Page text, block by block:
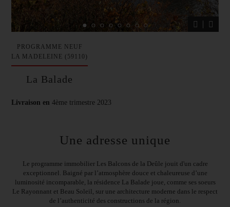
PROGRAMME NEUF
LA MADELEINE (59110)
La Balade
Livraison en 4ème trimestre 2023
Une adresse unique
Le programme immobilier Les Balcons de la Deûle jouit d'un cadre
exceptionnel. Baigné par l’atmosphère douce et chaleureuse d’une
luminosité incomparable, la résidence La Balade joue, comme ses soeurs
Le Rayonnant et Beau Soleil, sur une architecture moderne dans le respect
de l’authenticité des constructions de la région.